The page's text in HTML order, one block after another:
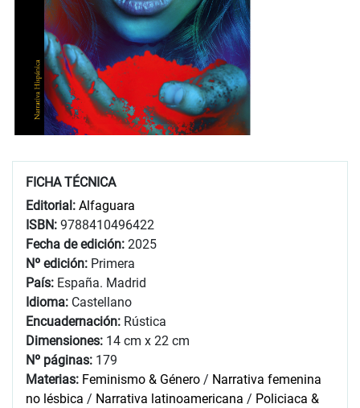
FICHA TÉCNICA
Editorial: Alfaguara
ISBN: 9788410496422
Fecha de edición: 2025
Nº edición: Primera
País: España. Madrid
Idioma: Castellano
Encuadernación: Rústica
Dimensiones: 14 cm x 22 cm
Nº páginas: 179
Materias: Feminismo & Género / Narrativa femenina
no lésbica / Narrativa latinoamericana / Policiaca &